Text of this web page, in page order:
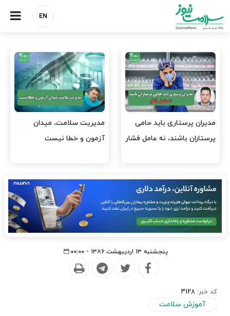
EN
وقت وزیر بهداشت باید صرف
افتتاح پروژه‌ها شود؟
واردات دارو و کالاهای اساسی
باید در اولویت تخصیص ارز
پنجشنبه ۱۳ اردیبهشت ۱۳۸۶ - ۰۰:۰۰
کد خبر: 3128
آموزش سلامت